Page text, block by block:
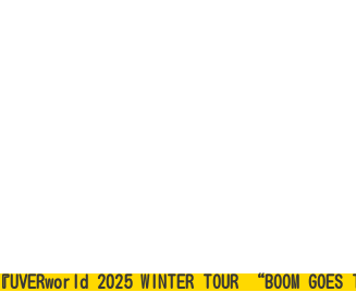
『UVERworld 2025 WINTER TOUR “BOOM GOES